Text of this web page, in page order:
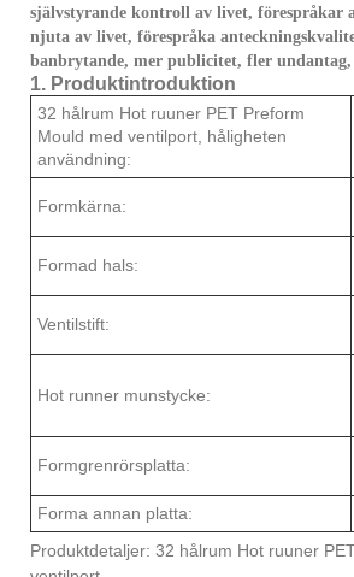
självstyrande kontroll av livet, förespråkar
njuta av livet, förespråka
banbrytande, mer publicitet, fler
1. Produktintroduktion
32 hålrum Hot ruuner PET Preform
Mould med ventilport, håligheten
användning:
Formkärna:
Formad hals:
Ventilstift:
Hot runner munstycke:
Formgrenrörsplatta:
Forma annan platta:
Produktdetaljer: 32 hålrum Hot ruuner